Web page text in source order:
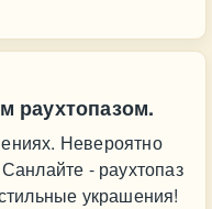
раухтопазом.
Невероятно
- раухтопаз
украшения!